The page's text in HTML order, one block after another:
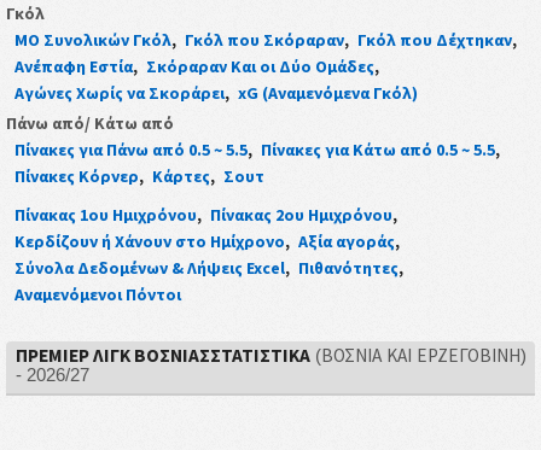
Γκόλ
ΜΟ Συνολικών Γκόλ, Γκόλ που Σκόραραν, Γκόλ που Δέχτηκαν,
Ανέπαφη Εστία, Σκόραραν Και οι Δύο Ομάδες,
Αγώνες Χωρίς να Σκοράρει, xG (Αναμενόμενα Γκόλ)
Πάνω από/ Κάτω από
Πίνακες για Πάνω από 0.5 ~ 5.5, Πίνακες για Κάτω από 0.5 ~ 5.5,
Πίνακες Κόρνερ, Κάρτες, Σουτ
Πίνακας 1ου Ημιχρόνου, Πίνακας 2ου Ημιχρόνου,
Κερδίζουν ή Χάνουν στο Ημίχρονο, Αξία αγοράς,
Σύνολα Δεδομένων & Λήψεις Excel, Πιθανότητες,
Αναμενόμενοι Πόντοι
ΠΡΈΜΙΕΡ ΛΙΓΚ ΒΟΣΝΊΑΣΣΤΑΤΙΣΤΙΚΆ(ΒΟΣΝΊΑ ΚΑΙ ΕΡΖΕΓΟΒΊΝΗ)
- 2026/27